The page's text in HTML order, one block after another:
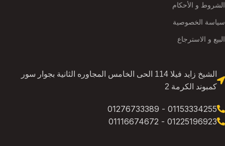
الشروط و الأحكام
سياسة الخصوصية
البيع و الاسترجاع
الشيخ زايد فيلا 114 الحى الخامس المجاوره الثانية بجوار سور
كمبوند الكرمة 2
01153334255 - 01276733389
01225196923 - 01116674672